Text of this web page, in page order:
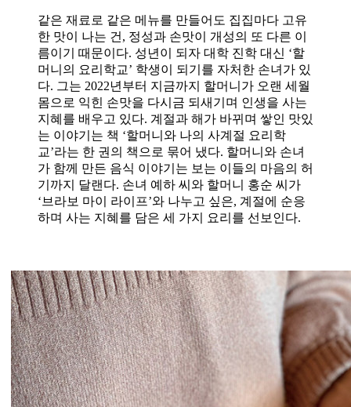
같은 재료로 같은 메뉴를 만들어도 집집마다 고유
한 맛이 나는 건, 정성과 손맛이 개성의 또 다른 이
름이기 때문이다. 성년이 되자 대학 진학 대신 ‘할
머니의 요리학교’ 학생이 되기를 자처한 손녀가 있
다. 그는 2022년부터 지금까지 할머니가 오랜 세월
몸으로 익힌 손맛을 다시금 되새기며 인생을 사는
지혜를 배우고 있다. 계절과 해가 바뀌며 쌓인 맛있
는 이야기는 책 ‘할머니와 나의 사계절 요리학
교’라는 한 권의 책으로 묶어 냈다. 할머니와 손녀
가 함께 만든 음식 이야기는 보는 이들의 마음의 허
기까지 달랜다. 손녀 예하 씨와 할머니 홍순 씨가
‘브라보 마이 라이프’와 나누고 싶은, 계절에 순응
하며 사는 지혜를 담은 세 가지 요리를 선보인다.